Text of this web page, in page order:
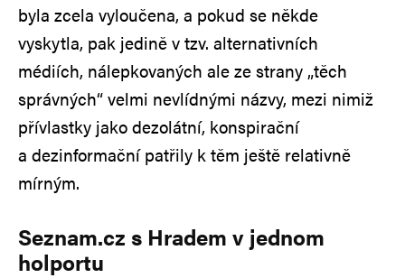
byla zcela vyloučena, a pokud se někde
vyskytla, pak jedině v tzv. alternativních
médiích, nálepkovaných ale ze strany „těch
správných“ velmi nevlídnými názvy, mezi nimiž
přívlastky jako dezolátní, konspirační
a dezinformační patřily k těm ještě relativně
mírným.
Seznam.cz s Hradem v jednom
holportu